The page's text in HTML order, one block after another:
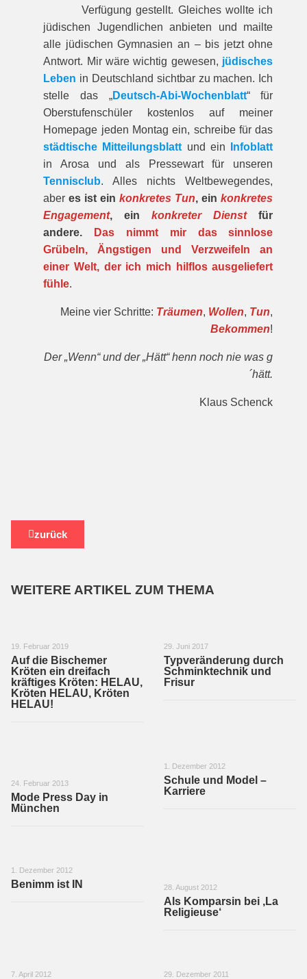
Verfügung gestellt. Gleiches wollte ich
jüdischen Jugendlichen anbieten und mailte
alle jüdischen Gymnasien an – bis jetzt ohne
Antwort. Mir wäre wichtig gewesen, jüdisches
Leben in Deutschland sichtbar zu machen. Ich
stelle das „Deutsch-Abi-Wochenblatt“ für
Oberstufenschüler kostenlos auf meiner
Homepage jeden Montag ein, schreibe für das
städtische Mitteilungsblatt und ein
Infoblatt
in Arosa und als Pressewart für unseren
Tennisclub. Alles nichts Weltbewegendes,
aberes ist einkonkretes Tun, einkonkretes
Engagement, einkonkreter Dienstfür
andere.
Das nimmt mir das sinnlose
Grübeln, Ängstigen und Verzweifeln an
einer Welt, der ich mich hilflos ausgeliefert
fühle.
Meine vier Schritte: Träumen, Wollen, Tun,
Bekommen!
Der „Wenn“ und der „Hätt“ henn noch nie was g
´hätt.
Klaus Schenck
zurück
WEITERE ARTIKEL ZUM THEMA
19. Februar 2019
Auf die Bischemer
Kröten ein dreifach
kräftiges Kröten: HELAU,
Kröten HELAU, Kröten
HELAU!
29. Juni 2017
Typveränderung durch
Schminktechnik und
Frisur
24. Februar 2013
Mode Press Day in
München
1. Dezember 2012
Schule und Model –
Karriere
1. Dezember 2012
Benimm ist IN 28. August 2012
Als Komparsin bei ‚La
Religieuse‘
7. April 2012 29. Dezember 2011